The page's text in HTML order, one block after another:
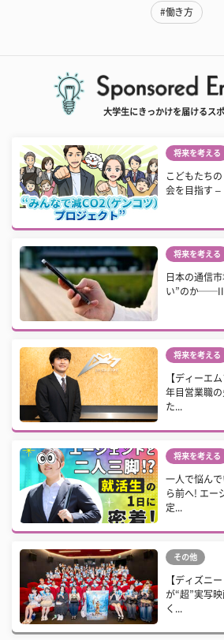
#働き方
大学生にきっかけを届けるス
将来を考える
こどもたち
会を目指す –
将来を考える
日本の通信
い”のか
将来を考える
【ディーエ
年目営業職
た...
将来を考える
一人で悩ん
ら前へ! エー
定...
その他
【ディズニ
が“超”実写
く...